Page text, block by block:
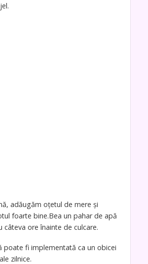
adăugăm oțetul de mere și
foarte bine.Bea un pahar de apă
câteva ore înainte de culcare.
poate fi implementată ca un obicei
zilnice.